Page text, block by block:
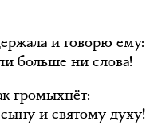
и говорю ему:
больше ни слова!
громыхнёт:
и святому духу!